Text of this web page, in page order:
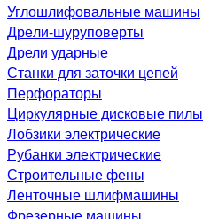
Углошлифовальные машины
Дре­ли-шу­рупо­вер­ты
Дрели ударные
Станки для заточки цепей
Перфораторы
Циркулярные дисковые пилы
Лобзики электрические
Рубанки электрические
Строительные фены
Ленточные шлифмашины